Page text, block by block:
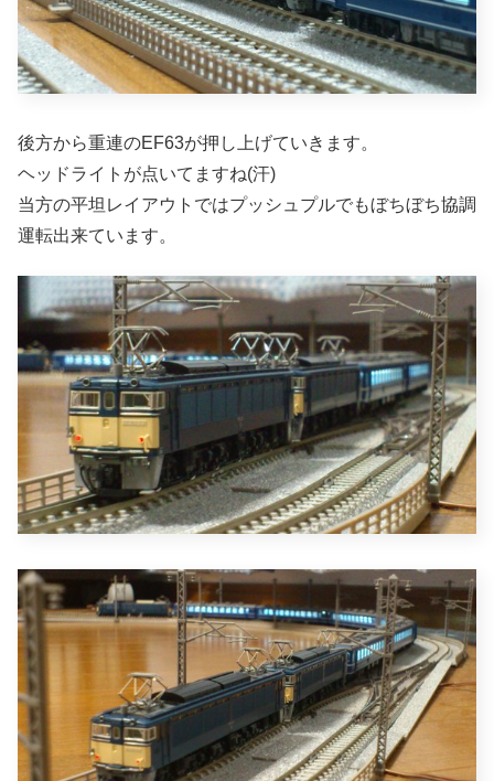
後方から重連のEF63が押し上げていきます。
ヘッドライトが点いてますね(汗)
当方の平坦レイアウトではプッシュプルでもぼちぼち協調
運転出来ています。